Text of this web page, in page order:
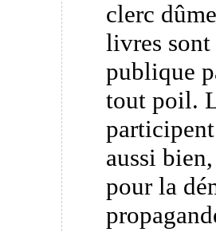
clerc
livres sont
publique
tout poil.
aussi
pour la